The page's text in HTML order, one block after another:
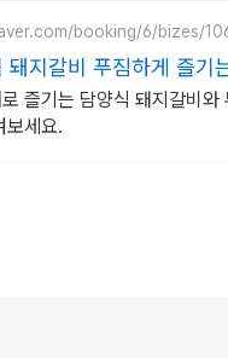
booking/6/bizes/
지갈비 푸짐하게 즐기
즐기는 담양식 돼지갈비와
보세요.